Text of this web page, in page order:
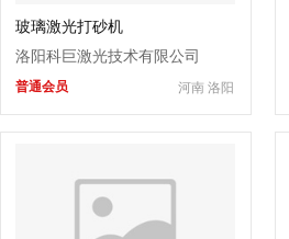
玻璃激光打砂机
洛阳科巨激光技术有限公司
河南 洛阳
普通会员